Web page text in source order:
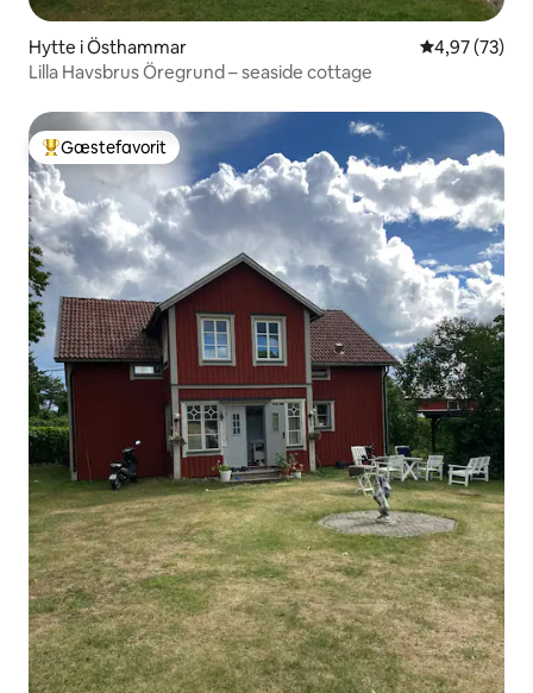
Hytte i Östhammar 4,97 ud af 5 i
4,97 (73)
Lilla Havsbrus Öregrund – seaside cottage
Bedste gæstefavorit
Gæstefavorit